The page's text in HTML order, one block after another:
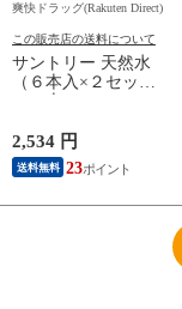
爽快ドラッグ(Rakuten Direct)
この販売店の送料について
サントリー 天然水
（６本入×２セット
2,534 円
送料無料 23